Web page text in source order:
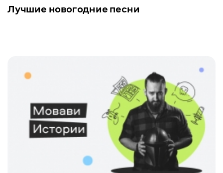
Лучшие новогодние песни